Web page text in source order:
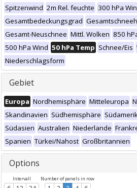
Spitzenwind 2m Rel. feuchte 300 hPa
Gesamtbedeckungsgrad
Gesamt-Neuschnee Mittl. Wolken 850
500 hPa Wind 50 hPa Temp Schnee/Eis
Niederschlagsform
Gebiet
Europa Nordhemisphäre Mitteleuropa
Skandinavien Südhemisphäre
Südasien Australien Niederlande
Spanien Türkei/Nahost Großbritannien
Options
Intervall Number of panels in row